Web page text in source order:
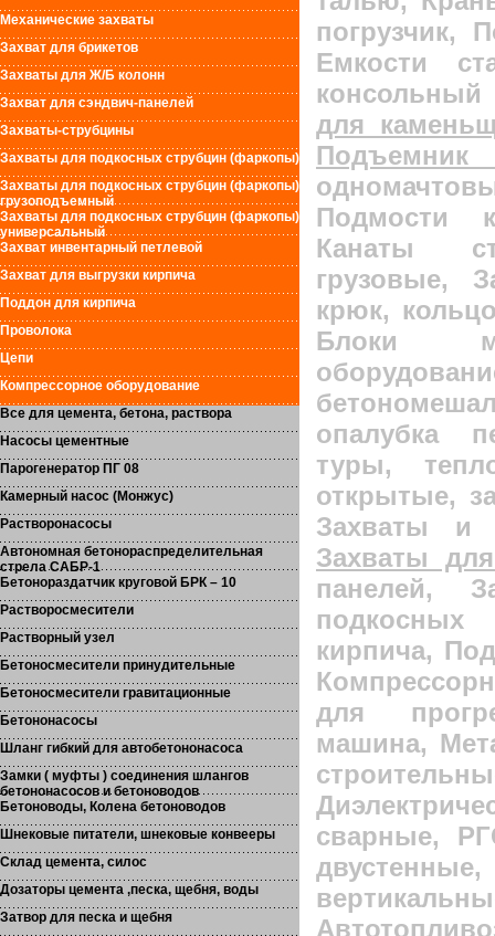
Механические захваты
Захват для брикетов
Захваты для Ж/Б колонн
Захват для сэндвич-панелей
Захваты-струбцины
Захваты для подкосных струбцин (фаркопы)
Захваты для подкосных струбцин (фаркопы)
грузоподъемный
Захваты для подкосных струбцин (фаркопы)
универсальный
Захват инвентарный петлевой
Захват для выгрузки кирпича
Поддон для кирпича
Проволока
Цепи
Компрессорное оборудование
Все для цемента, бетона, раствора
Насосы цементные
Парогенератор ПГ 08
Камерный насос (Монжус)
Растворонасосы
Автономная бетонораспределительная
стрела САБР-1
Бетонораздатчик круговой БРК – 10
Растворосмесители
Растворный узел
Бетоносмесители принудительные
Бетоносмесители гравитационные
Бетононасосы
Шланг гибкий для автобетононасоса
Замки ( муфты ) соединения шлангов
бетононасосов и бетоноводов
Бетоноводы, Колена бетоноводов
Шнековые питатели, шнековые конвееры
Склад цемента, силос
Дозаторы цемента ,песка, щебня, воды
Затвор для песка и щебня
погрузчик,
Емкости
для
Подмости
Канаты
грузовые,
крюк,
Блоки
опалубка
туры,
открытые,
Захваты и
Захваты
панелей,
подкосных
кирпича,
для
машина,
сварные,